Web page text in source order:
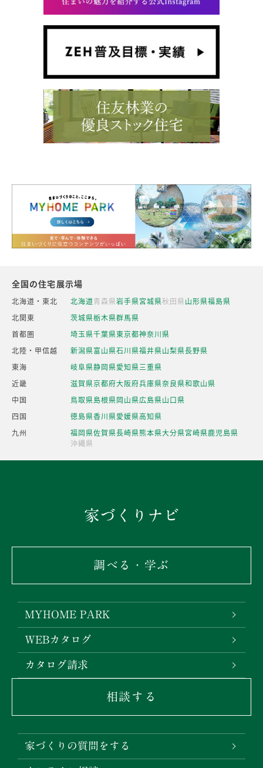
全国の住宅展示場
北海道・東北 北海道青森県岩手県宮城県秋田県山形県福島県
北関東
茨城県栃木県群馬県
首都圏
埼玉県千葉県東京都神奈川県
北陸・甲信越
新潟県富山県石川県福井県山梨県長野県
東海
岐阜県静岡県愛知県三重県
近畿
滋賀県京都府大阪府兵庫県奈良県和歌山県
中国
鳥取県島根県岡山県広島県山口県
四国
徳島県香川県愛媛県高知県
九州
福岡県佐賀県長崎県熊本県大分県宮崎県鹿児島県
沖縄県
家づくりナビ
調べる・学ぶ
MYHOME PARK
WEBカタログ
カタログ請求
相談する
家づくりの質問をする